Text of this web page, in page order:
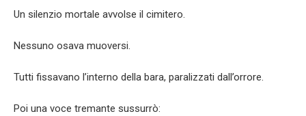
Un silenzio mortale avvolse il cimitero.
Nessuno osava muoversi.
Tutti fissavano l’interno della bara, paralizzati dall’orrore.
Poi una voce tremante sussurrò: